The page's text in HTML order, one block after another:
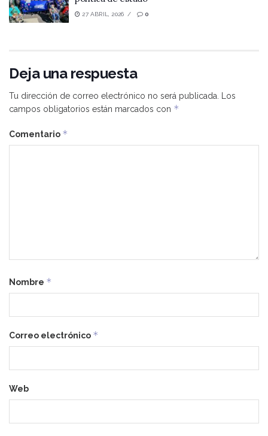
27 ABRIL, 2026 0
Deja una respuesta
Tu dirección de correo electrónico no será publicada.
Los
campos obligatorios están marcados con *
Comentario *
Nombre *
Correo electrónico *
Web